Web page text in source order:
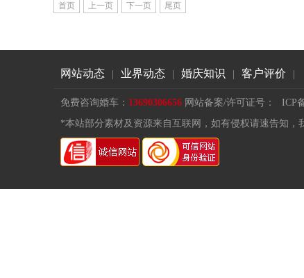
首页 上一页 下一页 尾页
网站动态 业界动态 婚庆知识 客户评价
免费咨询婚车： 13690306656 网站备案/许可证号：
ICP
*本站部分素材及资源来自互联网，如有侵权请速告知，